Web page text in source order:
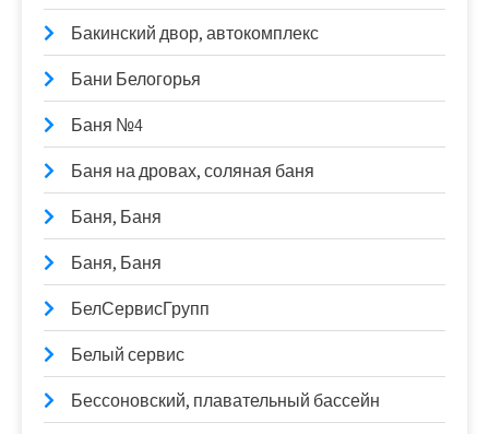
Бакинский двор, автокомплекс
Бани Белогорья
Баня №4
Баня на дровах, соляная баня
Баня, Баня
Баня, Баня
БелСервисГрупп
Белый сервис
Бессоновский, плавательный бассейн